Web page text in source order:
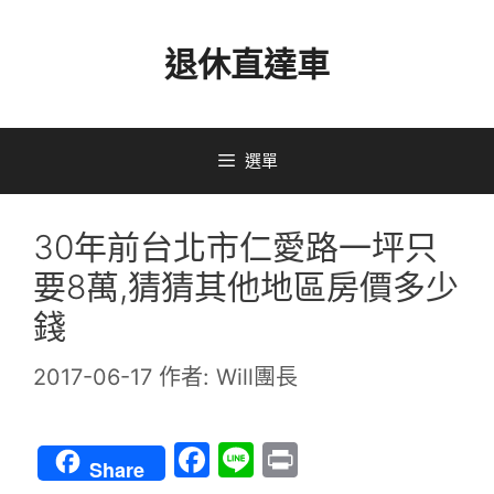
退休直達車
選單
30年前台北市仁愛路一坪只
要8萬,猜猜其他地區房價多少
錢
2017-06-17 作者: Will團長
Share
F
Li